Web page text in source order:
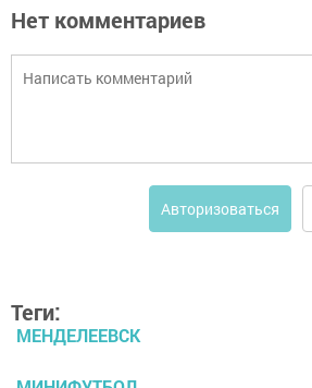
Нет комментариев
Авторизоваться
Теги:
МЕНДЕЛЕЕВСК